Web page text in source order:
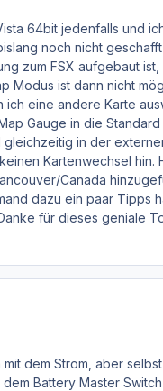
64bit jedenfalls und
noch nicht
zum FSX aufgebaut
Modus ist dann nicht
ich eine andere Karte
Gauge in die
in der
Kartenwechsel hin.
Canada
dazu ein paar Tipps
für dieses geniale
dem Strom, aber
Battery Master